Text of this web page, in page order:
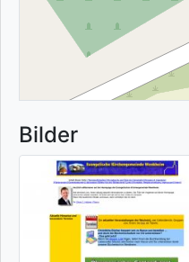
Bilder